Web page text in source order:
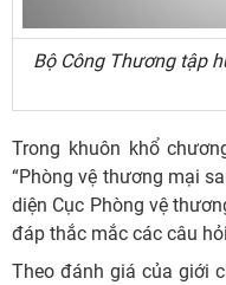
Bộ Công Thương tập
Trong khuôn khổ
“Phòng vệ thương mại
diện Cục Phòng vệ
đáp thắc mắc các câu
Theo đánh giá của giới